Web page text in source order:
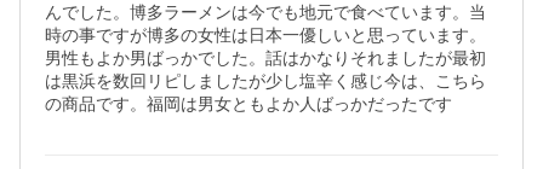
んでした。博多ラーメンは今でも地元で食べています。当
時の事ですが博多の女性は日本一優しいと思っています。
男性もよか男ばっかでした。話はかなりそれましたが最初
は黒浜を数回リピしましたが少し塩辛く感じ今は、こちら